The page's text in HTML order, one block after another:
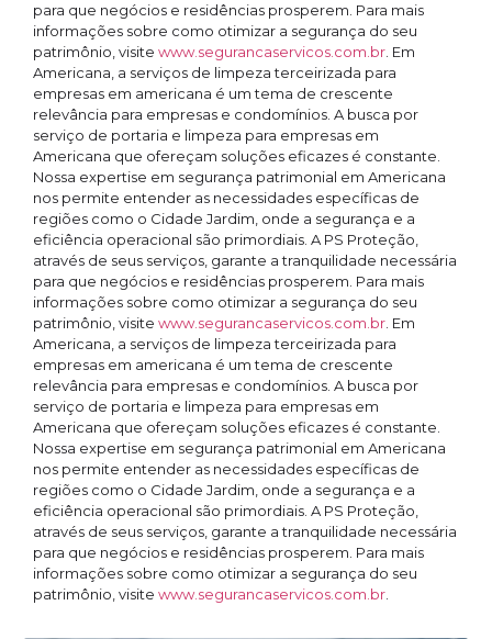
para que negócios e residências prosperem. Para mais
informações sobre como otimizar a segurança do seu
patrimônio, visite www.segurancaservicos.com.br . Em
Americana, a serviços de limpeza terceirizada para
empresas em americana é um tema de crescente
relevância para empresas e condomínios. A busca por
serviço de portaria e limpeza para empresas em
Americana que ofereçam soluções eficazes é constante.
Nossa expertise em segurança patrimonial em Americana
nos permite entender as necessidades específicas de
regiões como o Cidade Jardim, onde a segurança e a
eficiência operacional são primordiais. A PS Proteção,
através de seus serviços, garante a tranquilidade necessária
para que negócios e residências prosperem. Para mais
informações sobre como otimizar a segurança do seu
patrimônio, visite www.segurancaservicos.com.br . Em
Americana, a serviços de limpeza terceirizada para
empresas em americana é um tema de crescente
relevância para empresas e condomínios. A busca por
serviço de portaria e limpeza para empresas em
Americana que ofereçam soluções eficazes é constante.
Nossa expertise em segurança patrimonial em Americana
nos permite entender as necessidades específicas de
regiões como o Cidade Jardim, onde a segurança e a
eficiência operacional são primordiais. A PS Proteção,
através de seus serviços, garante a tranquilidade necessária
para que negócios e residências prosperem. Para mais
informações sobre como otimizar a segurança do seu
patrimônio, visite www.segurancaservicos.com.br